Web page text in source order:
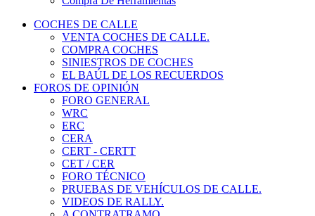
COCHES DE CALLE
VENTA COCHES DE CALLE.
COMPRA COCHES
SINIESTROS DE COCHES
EL BAÚL DE LOS RECUERDOS
FOROS DE OPINIÓN
FORO GENERAL
WRC
ERC
CERA
CERT - CERTT
CET / CER
FORO TÉCNICO
PRUEBAS DE VEHÍCULOS DE CALLE.
VIDEOS DE RALLY.
A CONTRATRAMO
TIENDA ONLINE